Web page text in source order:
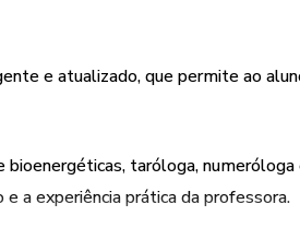
e atualizado, que permite ao
taróloga,
a experiência prática da professora.